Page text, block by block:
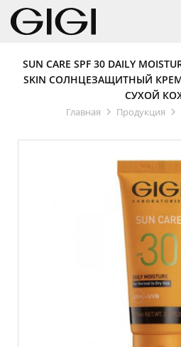
SUN CARE SPF 30 DAILY
SKIN СОЛНЦЕЗАЩИТНЫЙ
СУХОЙ
Главная Продукция